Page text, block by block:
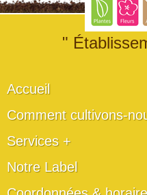
"
Accueil
Comment cultivons-
Services +
Notre Label